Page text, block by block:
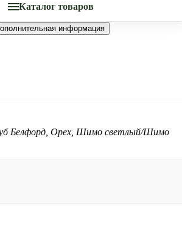
Каталог товаров
информация
Белфорд, Орех, Шимо светлый/Шимо